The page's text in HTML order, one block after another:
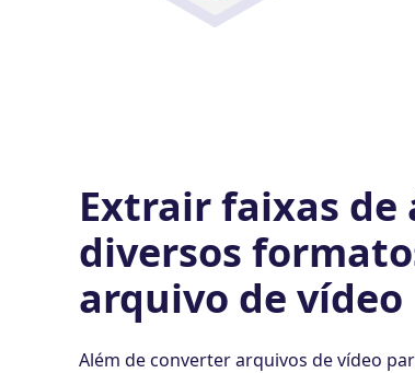
Extrair faixas de
diversos
arquivo de vídeo
Além de converter arquivos de vídeo